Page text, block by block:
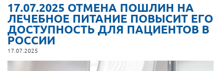
17.07.2025 ОТМЕНА ПОШЛИН НА
ЛЕЧЕБНОЕ ПИТАНИЕ ПОВЫСИТ ЕГО
ДОСТУПНОСТЬ ДЛЯ ПАЦИЕНТОВ В
РОССИИ
17.07.2025